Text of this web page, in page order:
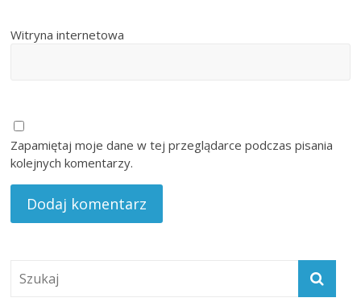
Witryna internetowa
Zapamiętaj moje dane w tej przeglądarce podczas pisania
kolejnych komentarzy.